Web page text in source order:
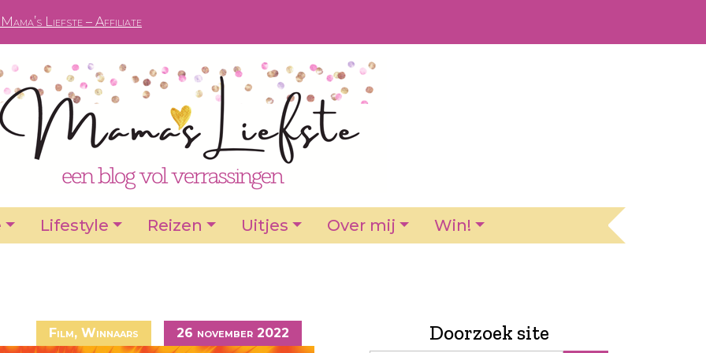
Liefste – Affiliate
Lifestyle Reizen Uitjes Over mij Win!
Film, Winnaars 26 november 2022 Doorzoek site